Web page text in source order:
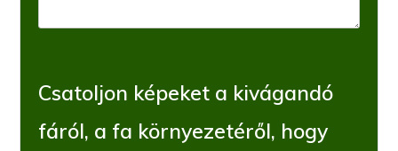
Csatoljon képeket a kivágandó
fáról, a fa környezetéről, hogy